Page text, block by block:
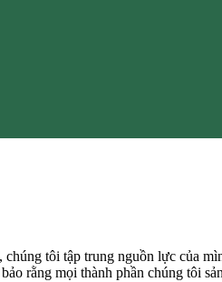
tôi tập trung nguồn lực của
rằng mọi thành phần chúng tôi